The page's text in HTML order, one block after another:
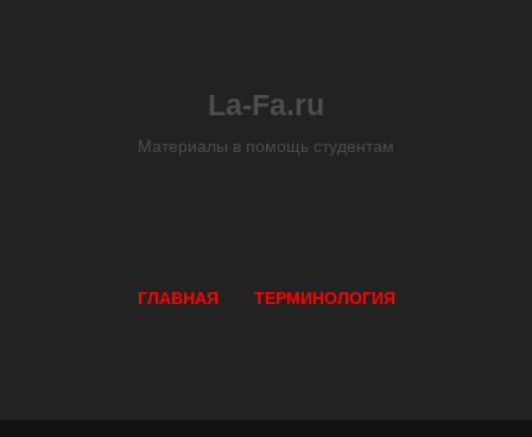
La-Fa.ru
Материалы в помощь студентам
ГЛАВНАЯ ТЕРМИНОЛОГИЯ